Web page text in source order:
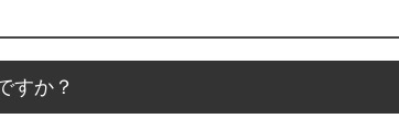
すか？